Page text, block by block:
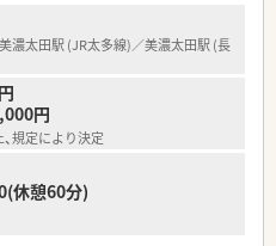
濃太田駅 (JR太多線)／美濃太田駅 (長
円
規定により決定
休憩60分)